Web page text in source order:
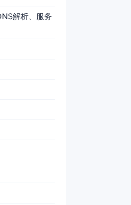
解析、服务